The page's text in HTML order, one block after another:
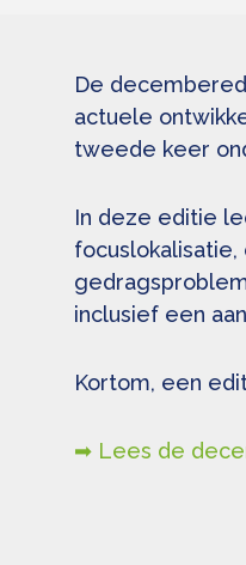
De
actuele
tweede keer
In deze editie
inclusief een
Kortom, een
➡ Lees de